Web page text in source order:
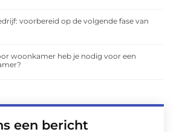
voorbereid op de volgende fase van
woonkamer heb je nodig voor een
een bericht